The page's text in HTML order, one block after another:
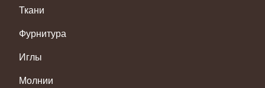
Ткани
Фурнитура
Иглы
Молнии